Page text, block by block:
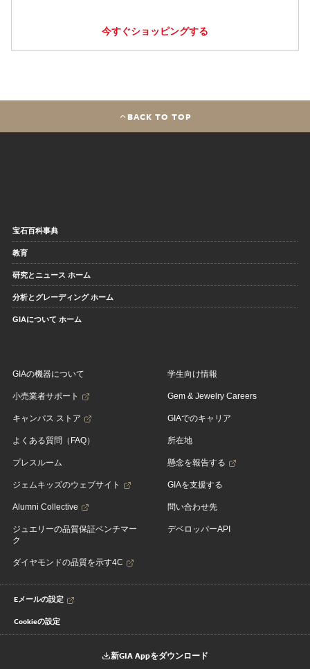
今すぐショッピングする
BACK TO TOP
宝石百科事典
教育
研究とニュース ホーム
分析とグレーディング ホーム
GIAについて ホーム
GIAの機器について
小売業者サポート
キャンパス ストア
よくある質問（FAQ）
プレスルーム
ジェムキッズのウェブサイト
Alumni Collective
ジュエリーの品質保証ベンチマー
ク
ダイヤモンドの品質を示す4C
学生向け情報
Gem & Jewelry Careers
GIAでのキャリア
所在地
懸念を報告する
GIAを支援する
問い合わせ先
デベロッパーAPI
Eメールの設定
Cookieの設定
新GIA Appをダウンロード